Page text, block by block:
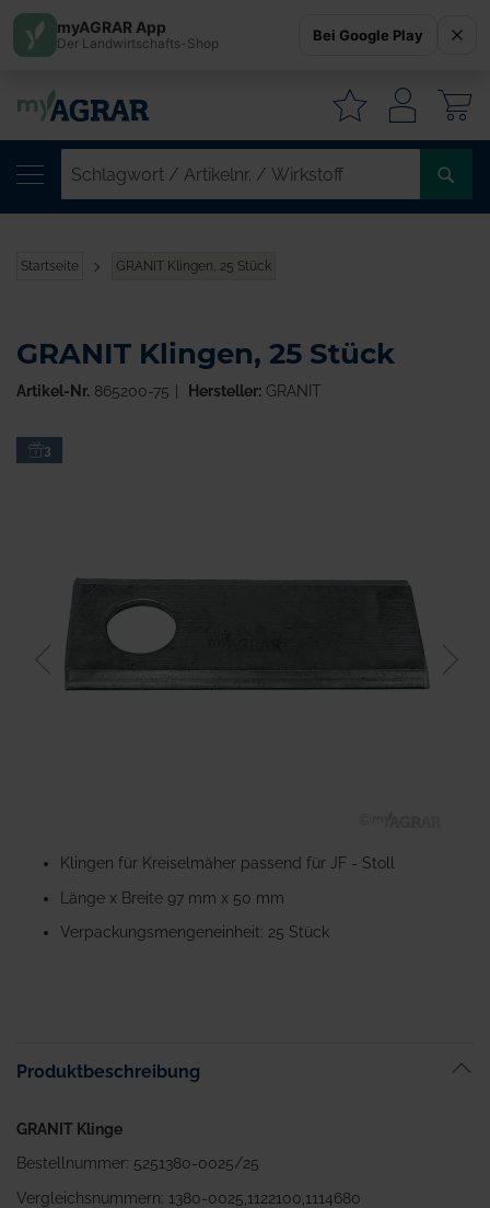
Startseite GRANIT Klingen, 25 Stück
Zum3
Anfang
Bildgalerie
springen
GRANIT Klingen, 25 Stück
Artikel-Nr. 865200-75 Hersteller:GRANIT
Klingen für Kreiselmäher passend für JF - Stoll
Länge x Breite 97 mm x 50 mm
Verpackungsmengeneinheit: 25 Stück
Produktbeschreibung
GRANIT Klinge
Bestellnummer: 5251380-0025/25
Vergleichsnummern: 1380-0025,1122100,1114680
myAGRAR App
Der Landwirtschafts-Shop Bei Google Play